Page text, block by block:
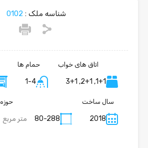
شناسه ملک :
اتاق های خواب
1+1, 2+1, 3+1
حمام ها
1-4
سال ساخت
2018
حوزه
80-288 متر مربع